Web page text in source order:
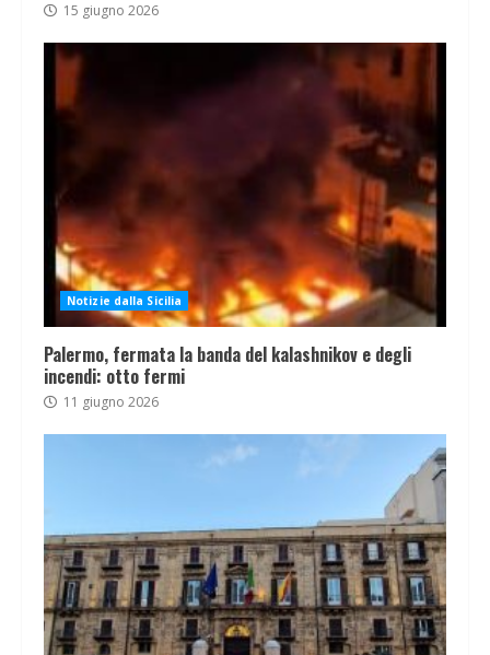
15 giugno 2026
Notizie dalla Sicilia
Palermo, fermata la banda del kalashnikov e degli
incendi: otto fermi
11 giugno 2026